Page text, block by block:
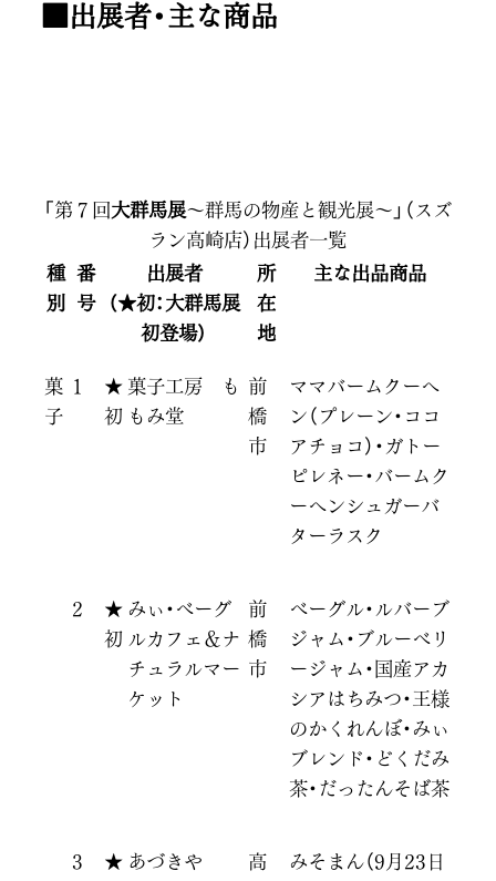
■出展者・主な商品
「第７回大群馬展～群馬の物産と観光展～」（スズ
ラン高崎店）出展者一覧
種
別
番
号
出展者
（★初： 大群馬展
初登場）
所
在
地
主な出品商品
菓
子
1
★
初
菓子工房 も
もみ堂
前
橋
市
ママバームクーヘ
ン（プレーン・ココ
アチョコ）・ガトー
ピレネー・バームク
ーヘンシュガーバ
ターラスク
2
★
初
みぃ・ベーグ
ルカフェ＆ナ
チュラルマー
ケット
前
橋
市
ベーグル・ルバーブ
ジャム・ブルーベリ
ージャム・国産アカ
シアはちみつ・王様
のかくれんぼ・みぃ
ブレンド・どくだみ
茶・だったんそば茶
3
★ あづきや
高
みそまん（9月23日